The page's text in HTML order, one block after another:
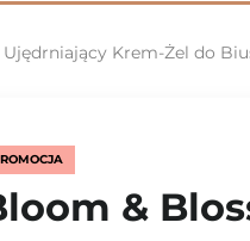
Krem-Żel do
&